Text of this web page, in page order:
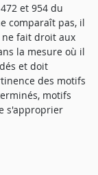
et 954 du
comparaît pas, il
fait droit aux
la mesure où il
et doit
des motifs
motifs
s'approprier